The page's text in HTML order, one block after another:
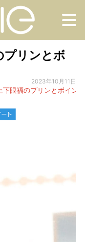
プリンとボ
2023年10月11日
眼福のプリンとボイン